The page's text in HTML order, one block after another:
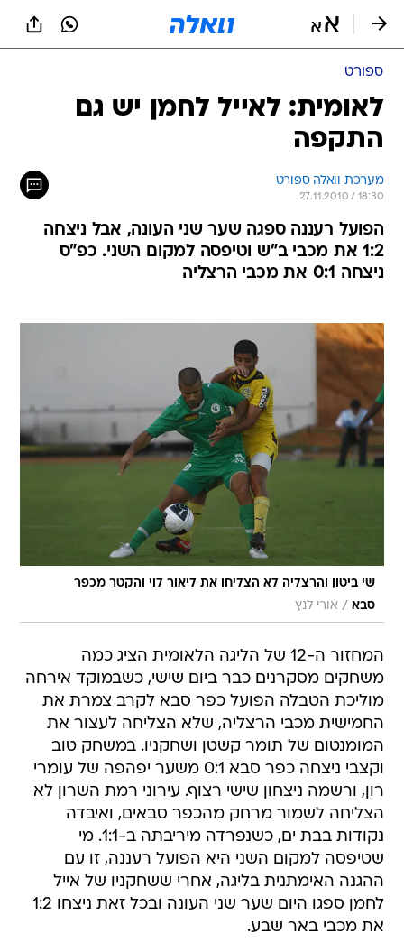
ספורט
לאומית: לאייל לחמן יש גם
התקפה
מערכת וואלה ספורט
27.11.2010 / 18:30
הפועל רעננה ספגה שער שני העונה, אבל ניצחה
1:2 את מכבי ב"ש וטיפסה למקום השני. כפ"ס
ניצחה 0:1 את מכבי הרצליה
שי ביטון והרצליה לא הצליחו את ליאור לוי והקטר מכפר
סבא / אורי לנץ
המחזור ה-12 של הליגה הלאומית הציג כמה
משחקים מסקרנים כבר ביום שישי, כשבמוקד אירחה
מוליכת הטבלה הפועל כפר סבא לקרב צמרת את
החמישית מכבי הרצליה, שלא הצליחה לעצור את
המומנטום של תומר קשטן ושחקניו. במשחק טוב
וקצבי ניצחה כפר סבא 0:1 משער יפהפה של עומרי
רון, ורשמה ניצחון שישי רצוף. עירוני רמת השרון לא
הצליחה לשמור מרחק מהכפר סבאים, ואיבדה
נקודות בבת ים, כשנפרדה מיריבתה ב-1:1. מי
שטיפסה למקום השני היא הפועל רעננה, זו עם
ההגנה האימתנית בליגה, אחרי ששחקניו של אייל
לחמן ספגו היום שער שני העונה ובכל זאת ניצחו 1:2
את מכבי באר שבע.